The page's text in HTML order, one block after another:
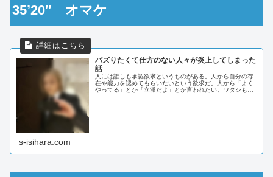
35’20″ オマケ
バズりたくて仕方のない人々が炎上してしまった
話
人には誰しも承認欲求というものがある。人から自分の存
在や能力を認めてもらいたいという欲求だ。人から「よく
やってる」とか「立派だよ」とか言われたい。ワタシもそ
s-isihara.com